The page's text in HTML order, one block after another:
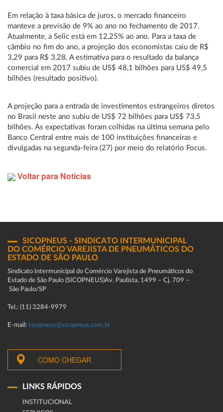
Em relação à taxa básica de juros, o mercado financeiro
manteve a previsão de 9% ao ano no fechamento de 2017.
Atualmente, a Selic está em 12,25% ao ano. Para a taxa de
câmbio no fim do ano, a projeção dos economistas caiu de R$
3,29 para R$ 3,28. A estimativa para o resultado da balança
comercial em 2017 subiu de US$ 48,1 bilhões para US$ 49,5
bilhões (resultado positivo).
A projeção para a entrada de investimentos estrangeiros diretos
no Brasil neste ano subiu de US$ 72 bilhões para US$ 73,5
bilhões. As expectativas foram colhidas na última semana pelo
Banco Central entre mais de 100 instituições financeiras e
divulgadas na segunda-feira (27) por meio do relatório Focus.
Voltar para Notícias
SICOPNEUS - SINDICATO INTERMUNICIPAL
DO COMÉRCIO VAREJISTA DE PNEUMÁTICOS DO
ESTADO DE SÃO PAULO
Sindicato Intermunicipal do Comércio Varejista de Pneumáticos do
Estado de São Paulo (SICOPNEUS)Av. Paulista, 1499 – Cj. 709 –
São Paulo/SP
Tel.: (11) 3284-9979
E-mail: sicopneus@sicopneus.com.br
COMO CHEGAR
LINKS RÁPIDOS
INSTITUCIONAL